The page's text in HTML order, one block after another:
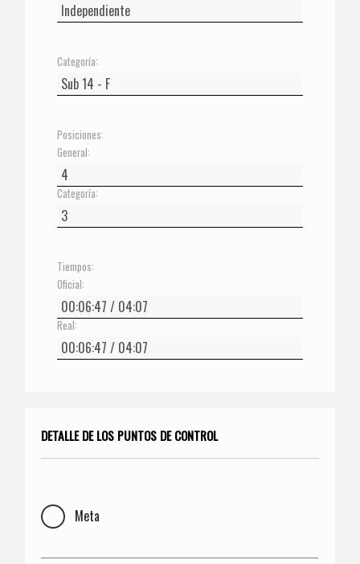
Categoría:
Posiciones:
General:
Categoría:
Tiempos:
Oficial:
Real:
DETALLE DE LOS PUNTOS DE CONTROL
Meta